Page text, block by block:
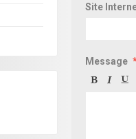
Site
Message